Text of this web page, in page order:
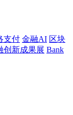
支付 金融AI 区块
创新成果展 Bank